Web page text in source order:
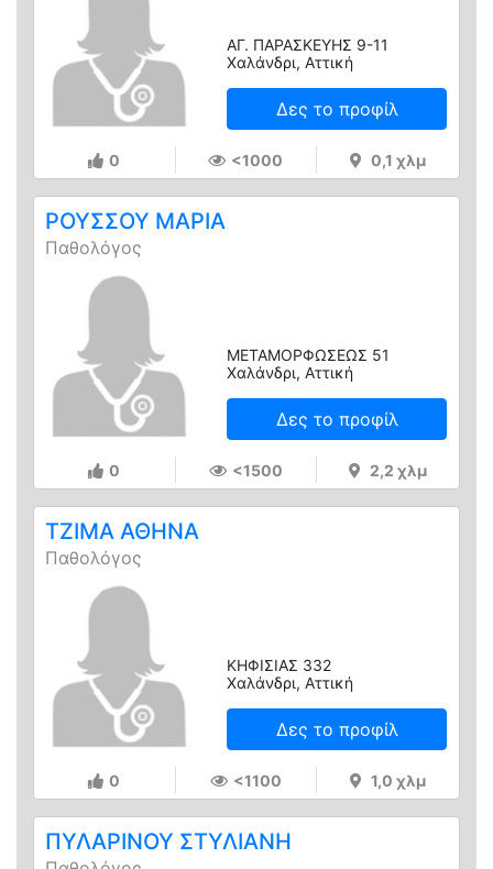
ΑΓ. ΠΑΡΑΣΚΕΥΗΣ 9-11
Χαλάνδρι, Αττική
Δες το προφίλ
0 <1000 0,1 χλμ
ΡΟΥΣΣΟΥ ΜΑΡΙΑ
Παθολόγος
ΜΕΤΑΜΟΡΦΩΣΕΩΣ 51
Χαλάνδρι, Αττική
Δες το προφίλ
0 <1500 2,2 χλμ
ΤΖΙΜΑ ΑΘΗΝΑ
Παθολόγος
ΚΗΦΙΣΙΑΣ 332
Χαλάνδρι, Αττική
Δες το προφίλ
0 <1100 1,0 χλμ
ΠΥΛΑΡΙΝΟΥ ΣΤΥΛΙΑΝΗ